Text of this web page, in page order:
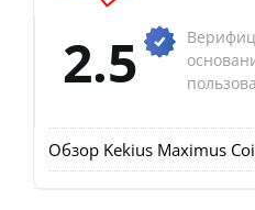
2.5
Обзор Kekius Maximus